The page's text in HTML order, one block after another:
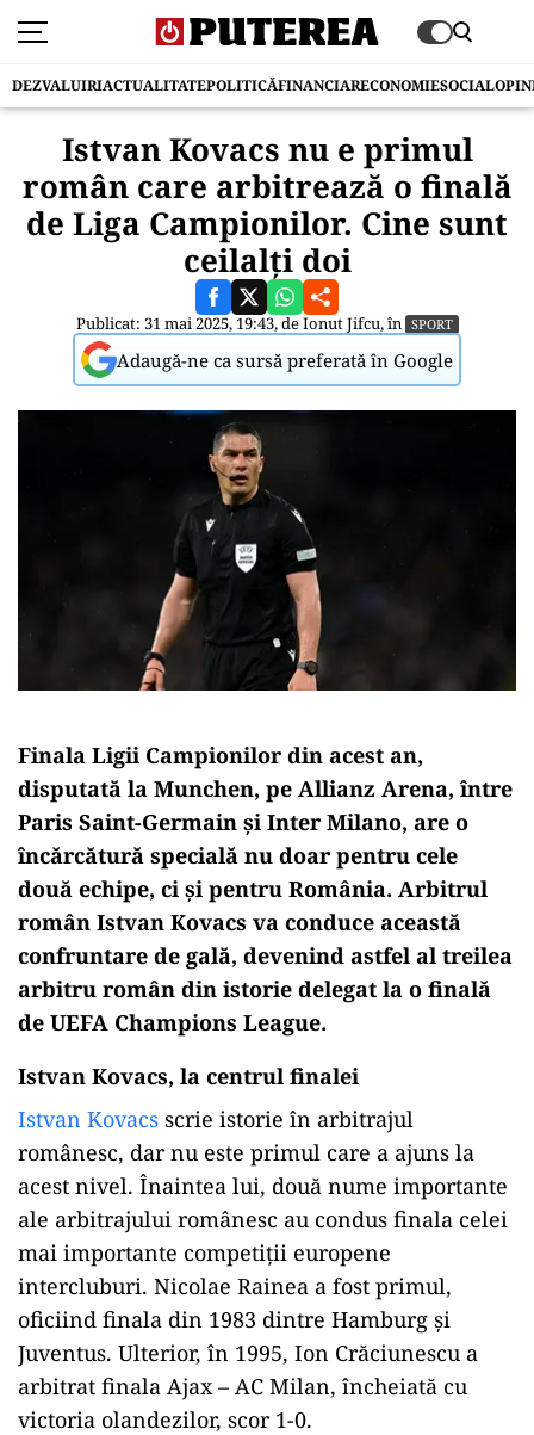
DEZVALUIRIACTUALITATEPOLITICĂFINANCIARECONOMIESOCIAL
Istvan Kovacs nu e primul
român care arbitrează o finală
de Liga Campionilor. Cine sunt
ceilalţi doi
Publicat: 31 mai 2025, 19:43, deIonut Jifcu, în SPORT
Adaugă-ne ca sursă preferată în Google
Finala Ligii Campionilor din acest an,
disputată la Munchen, pe Allianz Arena, între
Paris Saint-Germain și Inter Milano, are o
încărcătură specială nu doar pentru cele
două echipe, ci și pentru România. Arbitrul
român Istvan Kovacs va conduce această
confruntare de gală, devenind astfel al treilea
arbitru român din istorie delegat la o finală
de UEFA Champions League.
Istvan Kovacs, la centrul finalei
Istvan Kovacs scrie istorie în arbitrajul
românesc, dar nu este primul care a ajuns la
acest nivel. Înaintea lui, două nume importante
ale arbitrajului românesc au condus finala celei
mai importante competiții europene
intercluburi. Nicolae Rainea a fost primul,
oficiind finala din 1983 dintre Hamburg și
Juventus. Ulterior, în 1995, Ion Crăciunescu a
arbitrat finala Ajax – AC Milan, încheiată cu
victoria olandezilor, scor 1-0.